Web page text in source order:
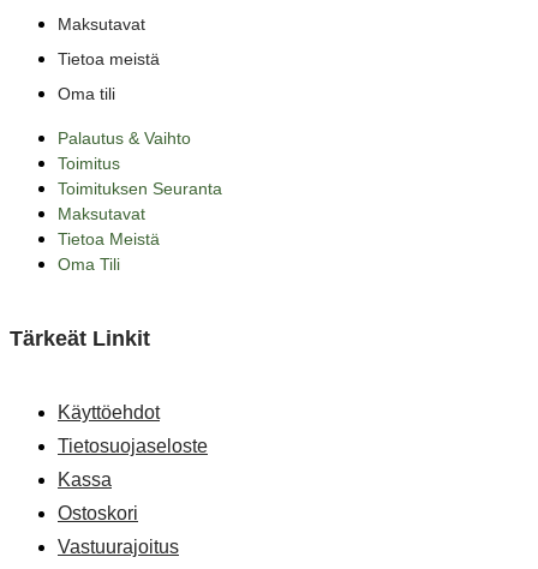
Maksutavat
Tietoa meistä
Oma tili
Palautus & Vaihto
Toimitus
Toimituksen Seuranta
Maksutavat
Tietoa Meistä
Oma Tili
Tärkeät Linkit
Käyttöehdot
Tietosuojaseloste
Kassa
Ostoskori
Vastuurajoitus